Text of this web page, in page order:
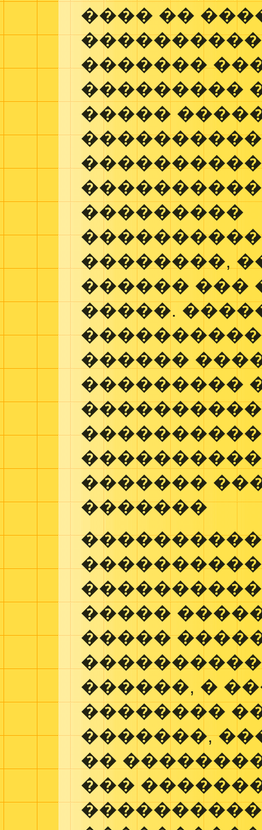
���� ��
�������
���������
�����
����������
���������
��������,
������ ���
�����.
������
���������
�������
�������
�����
�����
������, �
��������
�������,
��
���